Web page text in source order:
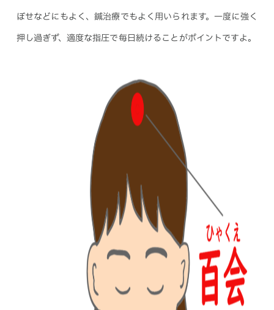
ぼせなどにもよく、鍼治療でもよく用いられます。一度に強く
押し過ぎず、適度な指圧で毎日続けることがポイントですよ。